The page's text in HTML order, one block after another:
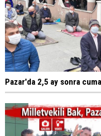
Pazar'da 2,5 ay sonra